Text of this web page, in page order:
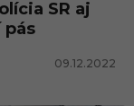
SR aj
pás
09.12.2022